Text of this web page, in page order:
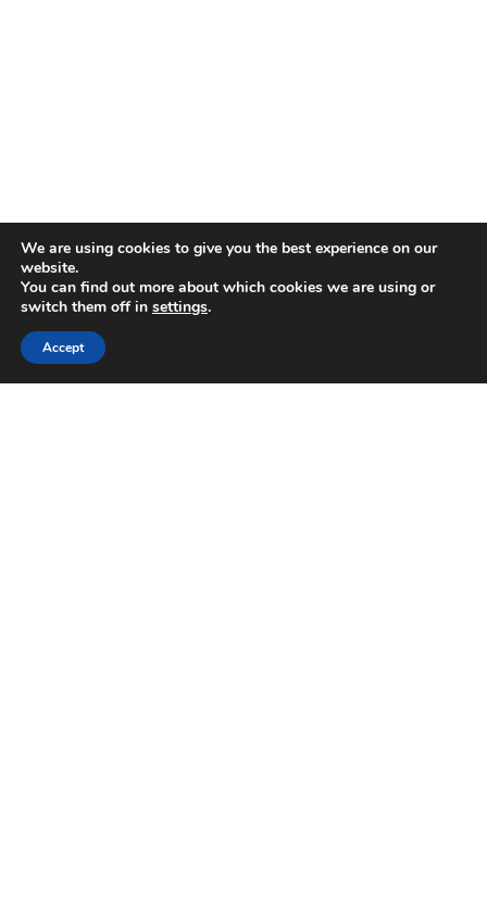
We are using cookies to give you the best experience on our
website.
You can find out more about which cookies we are using or
switch them off in settings.
Accept